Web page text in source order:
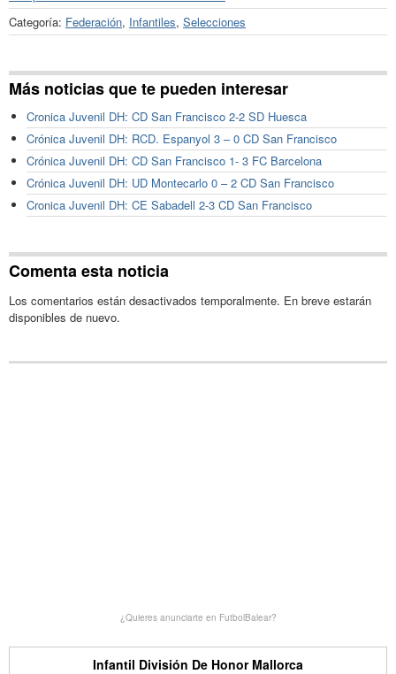
Categoría: Federación, Infantiles, Selecciones
Más noticias que te pueden interesar
Cronica Juvenil DH: CD San Francisco 2-2 SD Huesca
Crónica Juvenil DH: RCD. Espanyol 3 – 0 CD San Francisco
Crónica Juvenil DH: CD San Francisco 1- 3 FC Barcelona
Crónica Juvenil DH: UD Montecarlo 0 – 2 CD San Francisco
Cronica Juvenil DH: CE Sabadell 2-3 CD San Francisco
Comenta esta noticia
Los comentarios están desactivados temporalmente. En breve estarán
disponibles de nuevo.
¿Quieres anunciarte en FutbolBalear?
Infantil División De Honor Mallorca